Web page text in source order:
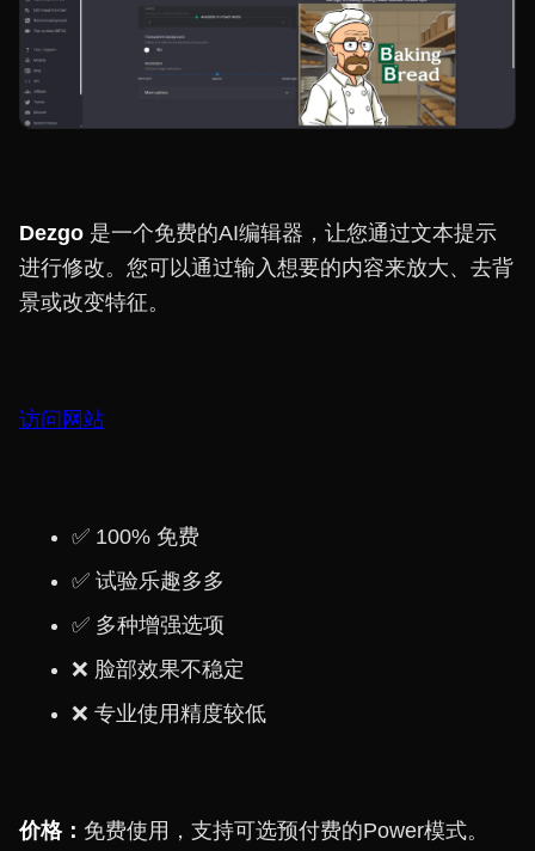
Dezgo 是一个免费的AI编辑器，让您通过文本提示
进行修改。您可以通过输入想要的内容来放大、去背
景或改变特征。
访问网站
✅ 100% 免费
✅ 试验乐趣多多
✅ 多种增强选项
❌ 脸部效果不稳定
❌ 专业使用精度较低
价格： 免费使用，支持可选预付费的Power模式。